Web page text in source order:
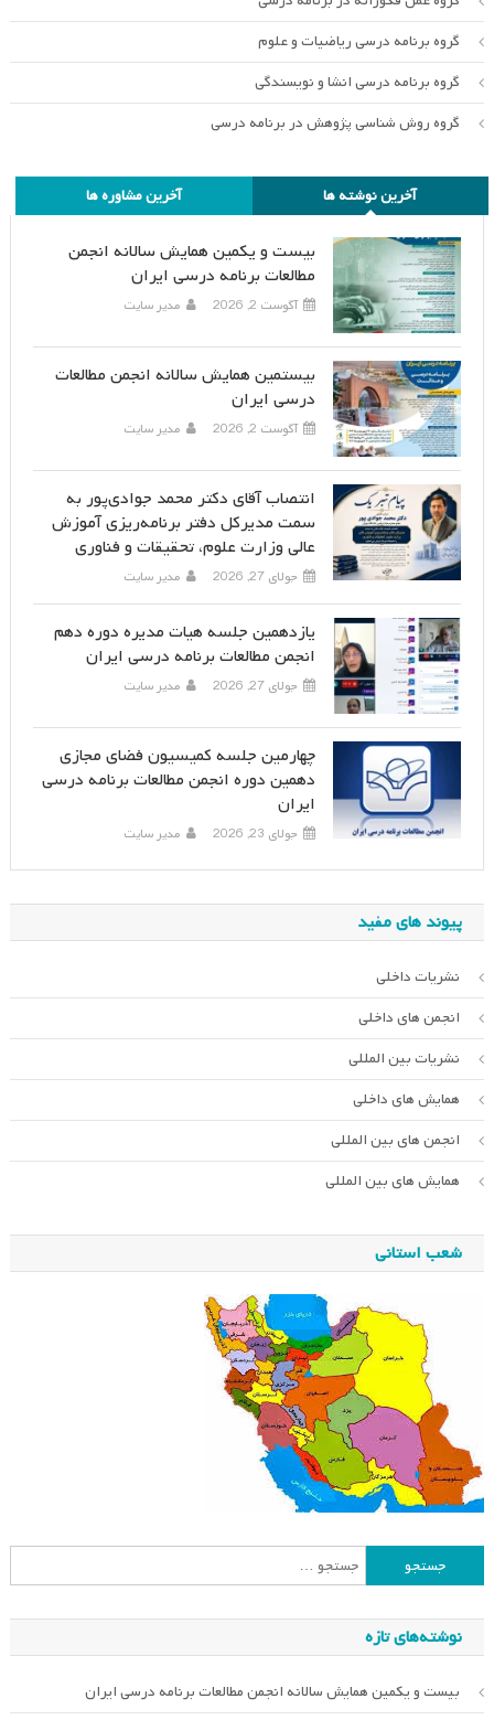
گروه برنامه درسی ریاضیات و علوم
گروه برنامه درسی انشا و نویسندگی
گروه روش شناسی پژوهش در برنامه درسی
آخرین نوشته ها آخرین مشاوره ها
بیست و یکمین همایش سالانه انجمن
مطالعات برنامه درسی ایران
آگوست 2, 2026 مدیر سایت
بیستمین همایش سالانه انجمن مطالعات
درسی ایران
آگوست 2, 2026 مدیر سایت
انتصاب آقای دکتر محمد جوادی‌پور به
سمت مدیرکل دفتر برنامه‌ریزی آموزش
عالی وزارت علوم، تحقیقات و فناوری
جولای 27, 2026 مدیر سایت
یازدهمین جلسه هیات مدیره دوره دهم
انجمن مطالعات برنامه درسی ایران
جولای 27, 2026 مدیر سایت
چهارمین جلسه کمیسیون فضای مجازی
دهمین دوره انجمن مطالعات برنامه درسی
ایران
جولای 23, 2026 مدیر سایت
پیوند های مفید
نشریات داخلی
انجمن های داخلی
نشریات بین المللی
همایش های داخلی
انجمن های بین المللی
همایش های بین المللی
شعب استانی
جستجو
برای:
نوشته‌های تازه
بیست و یکمین همایش سالانه انجمن مطالعات برنامه درسی ایران